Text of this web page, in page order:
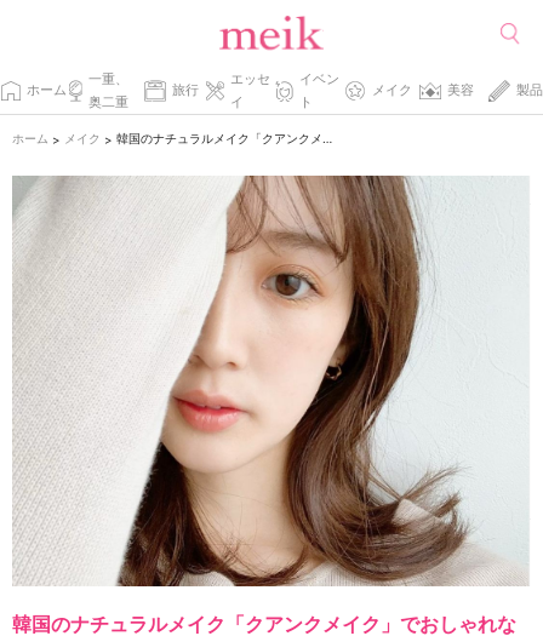
ホーム
一重、
奥二重
旅行
エッセ
イ
イベン
ト
メイク 美容 製品
ホーム > メイク > 韓国のナチュラルメイク「クアンクメイク」でおしゃれな抜け感を手に入れよう♡
韓国のナチュラルメイク「クアンクメイク」でおしゃれな